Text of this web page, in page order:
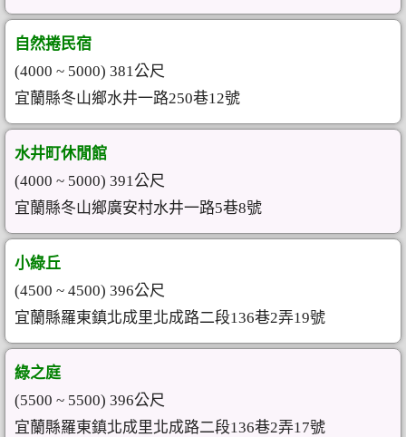
自然捲民宿
(4000 ~ 5000) 381公尺
宜蘭縣冬山鄉水井一路250巷12號
水井町休閒館
(4000 ~ 5000) 391公尺
宜蘭縣冬山鄉廣安村水井一路5巷8號
小綠丘
(4500 ~ 4500) 396公尺
宜蘭縣羅東鎮北成里北成路二段136巷2弄19號
綠之庭
(5500 ~ 5500) 396公尺
宜蘭縣羅東鎮北成里北成路二段136巷2弄17號